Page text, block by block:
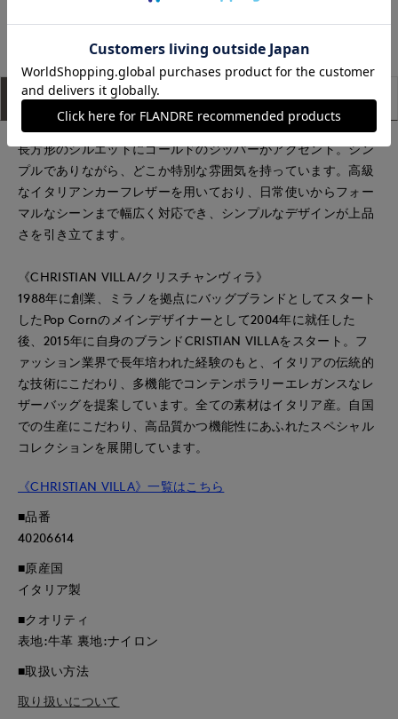
アイテム説明 サイズ詳細 購入レビュー
長方形のシルエットにゴールドのジッパーがアクセント。シン
プルでありながら、どこか特別な雰囲気を持っています。高級
なイタリアンカーフレザーを用いており、日常使いからフォー
マルなシーンまで幅広く対応でき、シンプルなデザインが上品
さを引き立てます。
《CHRISTIAN VILLA/クリスチャンヴィラ》
1988年に創業、ミラノを拠点にバッグブランドとしてスタート
したPop Cornのメインデザイナーとして2004年に就任した
後、2015年に自身のブランドCRISTIAN VILLAをスタート。フ
ァッション業界で長年培われた経験のもと、イタリアの伝統的
な技術にこだわり、多機能でコンテンポラリーエレガンスなレ
ザーバッグを提案しています。全ての素材はイタリア産。自国
での生産にこだわり、高品質かつ機能性にあふれたスペシャル
コレクションを展開しています。
《CHRISTIAN VILLA》一覧はこちら
■品番
40206614
■原産国
イタリア製
■クオリティ
表地:牛革 裏地:ナイロン
■取扱い方法
取り扱いについて